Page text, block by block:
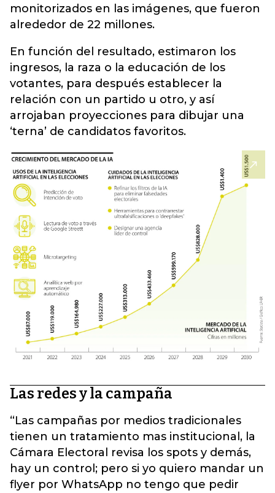
monitorizados en las imágenes, que fueron
alrededor de 22 millones.
En función del resultado, estimaron los
ingresos, la raza o la educación de los
votantes, para después establecer la
relación con un partido u otro, y así
arrojaban proyecciones para dibujar una
‘terna’ de candidatos favoritos.
Las redes y la campaña
“Las campañas por medios tradicionales
tienen un tratamiento mas institucional, la
Cámara Electoral revisa los spots y demás,
hay un control; pero si yo quiero mandar un
flyer por WhatsApp no tengo que pedir